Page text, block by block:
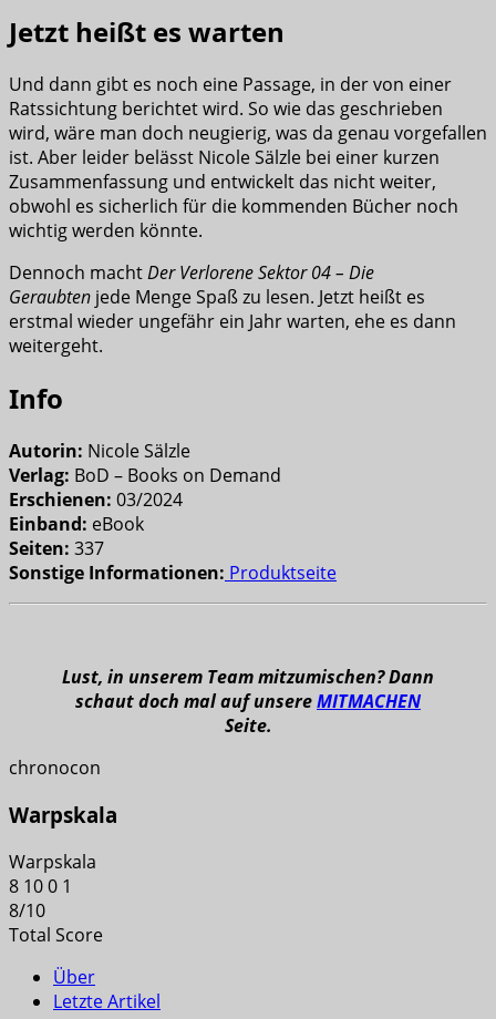
Jetzt heißt es warten
Und dann gibt es noch eine Passage, in der von einer
Ratssichtung berichtet wird. So wie das geschrieben
wird, wäre man doch neugierig, was da genau vorgefallen
ist. Aber leider belässt Nicole Sälzle bei einer kurzen
Zusammenfassung und entwickelt das nicht weiter,
obwohl es sicherlich für die kommenden Bücher noch
wichtig werden könnte.
Dennoch machtDer Verlorene Sektor 04 – Die
Geraubten jede Menge Spaß zu lesen. Jetzt heißt es
erstmal wieder ungefähr ein Jahr warten, ehe es dann
weitergeht.
Info
Autorin: Nicole Sälzle
Verlag: BoD – Books on Demand
Erschienen: 03/2024
Einband: eBook
Seiten: 337
Sonstige Informationen: Produktseite
Lust, in unserem Team mitzumischen? Dann
schaut doch mal auf unsereMITMACHEN
Seite.
chronocon
Warpskala
Warpskala
8 100 1
8/10
Total Score
Über
Letzte Artikel